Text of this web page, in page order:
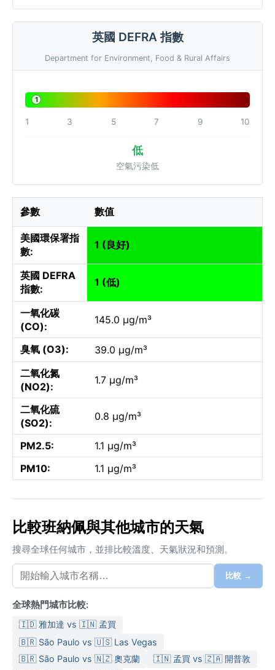
英國 DEFRA 指數
Department for Environment, Food & Rural Affairs
1
1 3 5 7 9 10
低
空氣污染低
參數 數值
美國環保署指
數:
1 (良好)
英國 DEFRA
指數:
1 (低)
一氧化碳
(CO):
145.0 µg/m³
臭氧 (O3):
39.0 µg/m³
二氧化氮
(NO2):
1.7 µg/m³
二氧化硫
(SO2):
0.8 µg/m³
PM2.5:
1.1 µg/m³
PM10:
1.1 µg/m³
比較班納佩與其他城市的天氣
搜尋全球任何城市，並排比較溫度、天氣狀況和預測。
比較 →
全球熱門城市比較:
🇮🇩 雅加達 vs 🇮🇳 孟買
🇧🇷 São Paulo vs 🇺🇸 Las Vegas
🇧🇷 São Paulo vs 🇳🇿 奧克蘭
🇮🇳 孟買 vs 🇿🇦 開普敦